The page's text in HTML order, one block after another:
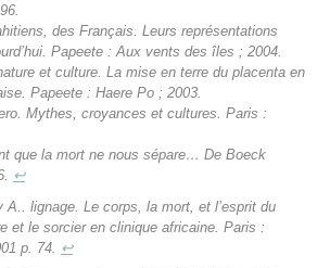
des Français. Leurs représentations
. Papeete : Aux vents des îles ; 2004.
et culture. La mise en terre du placenta en
Papeete : Haere Po ; 2003.
Mythes, croyances et cultures. Paris :
que la mort ne nous sépare… De Boeck
↩
A.. lignage. Le corps, la mort, et l’esprit du
et le sorcier en clinique africaine. Paris :
p. 74.
↩